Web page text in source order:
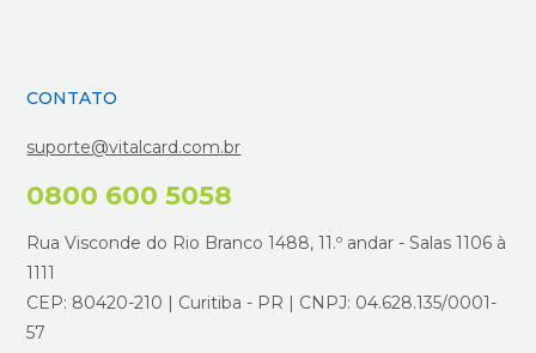
CONTATO
suporte@vitalcard.com.br
0800 600 5058
Rua Visconde do Rio Branco 1488, 11.º andar - Salas 1106 à
1111
CEP: 80420-210 | Curitiba - PR | CNPJ: 04.628.135/0001-
57